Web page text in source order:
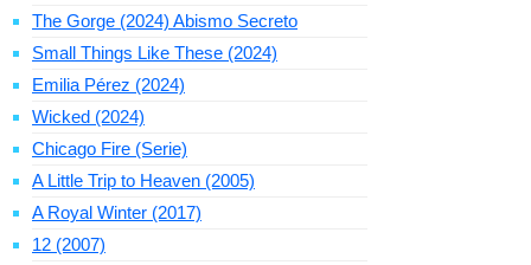
The Gorge (2024) Abismo Secreto
Small Things Like These (2024)
Emilia Pérez (2024)
Wicked (2024)
Chicago Fire (Serie)
A Little Trip to Heaven (2005)
A Royal Winter (2017)
12 (2007)